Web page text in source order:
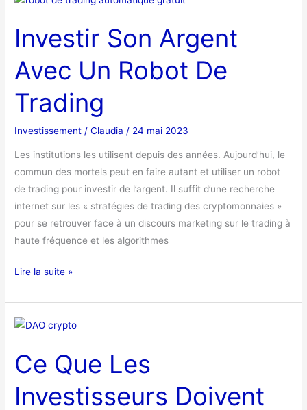
Investir Son Argent
Avec Un Robot De
Trading
Investissement /Claudia / 24 mai 2023
Les institutions les utilisent depuis des années. Aujourd’hui, le
commun des mortels peut en faire autant et utiliser un robot
de trading pour investir de l’argent. Il suffit d’une recherche
internet sur les « stratégies de trading des cryptomonnaies »
pour se retrouver face à un discours marketing sur le trading à
haute fréquence et les algorithmes
Argent
Avec
Un
Lire la suite »
Ce Que Les
Investisseurs Doivent
Ce
Les
Investisseurs
Doivent